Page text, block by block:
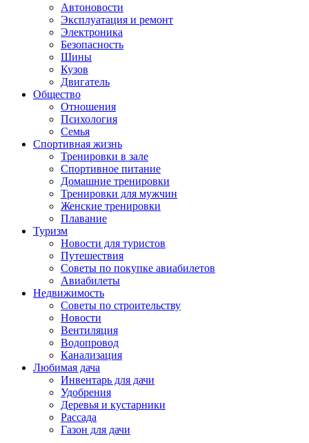
Автоновости
Эксплуатация и ремонт
Электроника
Безопасность
Шины
Кузов
Двигатель
Общество
Отношения
Психология
Семья
Спортивная жизнь
Тренировки в зале
Спортивное питание
Домашние тренировки
Тренировки для мужчин
Женские тренировки
Плавание
Туризм
Новости для туристов
Путешествия
Советы по покупке авиабилетов
Авиабилеты
Недвижимость
Советы по строительству
Новости
Вентиляция
Водопровод
Канализация
Любимая дача
Инвентарь для дачи
Удобрения
Деревья и кустарники
Рассада
Газон для дачи